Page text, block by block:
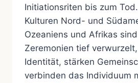
Initiationsriten bis zum
Kulturen Nord- und
Ozeaniens und Afrikas
Zeremonien tief
Identität, stärken
verbinden das Individuum